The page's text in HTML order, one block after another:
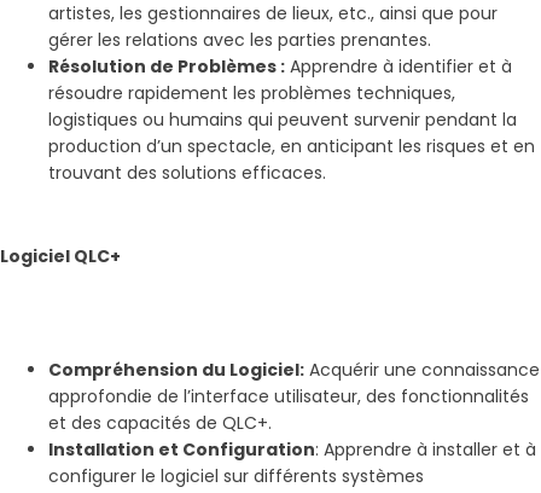
artistes, les gestionnaires de lieux, etc., ainsi que pour
gérer les relations avec les parties prenantes.
Résolution de Problèmes : Apprendre à identifier et à
résoudre rapidement les problèmes techniques,
logistiques ou humains qui peuvent survenir pendant la
production d’un spectacle, en anticipant les risques et en
trouvant des solutions efficaces.
Logiciel QLC+
Compréhension du Logiciel: Acquérir une connaissance
approfondie de l’interface utilisateur, des fonctionnalités
et des capacités de QLC+.
Installation et Configuration: Apprendre à installer et à
configurer le logiciel sur différents systèmes